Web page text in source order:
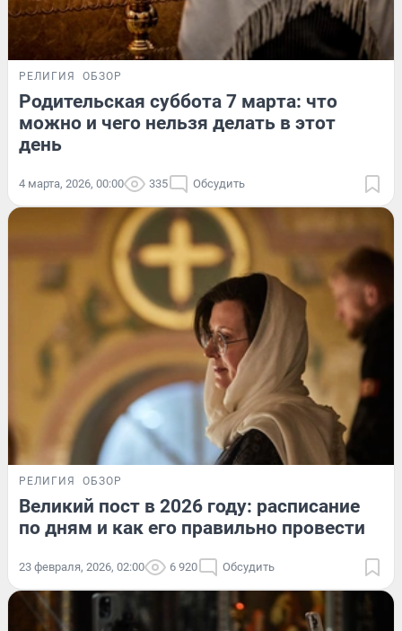
РЕЛИГИЯ ОБЗОР
Родительская суббота 7 марта: что
можно и чего нельзя делать в этот
день
4 марта, 2026, 00:00 335 Обсудить
РЕЛИГИЯ ОБЗОР
Великий пост в 2026 году: расписание
по дням и как его правильно провести
23 февраля, 2026, 02:00 6 920 Обсудить